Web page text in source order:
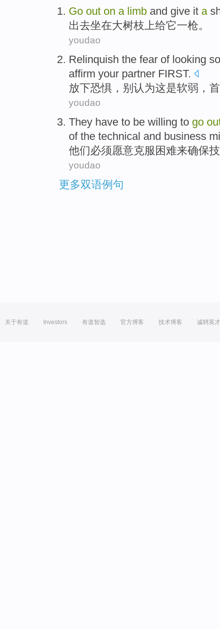
Go out on a limb and give it a
出去坐在大树枝上给它一枪。
youdao
Relinquish the fear of looking
affirm your partner FIRST.
放下恐惧 ，别认为这是软弱 ，
youdao
They have to be willing to go
ofthe technical and business
他们必须愿意克服困难来确保
youdao
更多双语例句
关于有道 Investors 有道智选 官方博客 技术博客 诚聘英才